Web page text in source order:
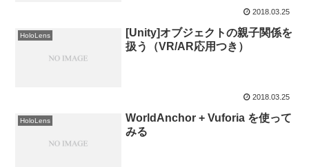
2018.03.25
HoloLens
[Unity]オブジェクトの親子関係を
扱う（VR/AR応用つき）
2018.03.25
HoloLens
WorldAnchor + Vuforia を使って
みる